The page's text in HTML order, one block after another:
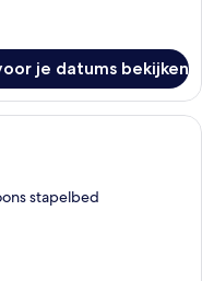
je datums bekijken
muren, gratis
stapelbed